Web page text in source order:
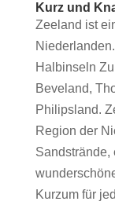
Kurz und
Zeeland ist
Halbinseln
Beveland,
Philipsland.
Region der
Sandstrände,
Kurzum für